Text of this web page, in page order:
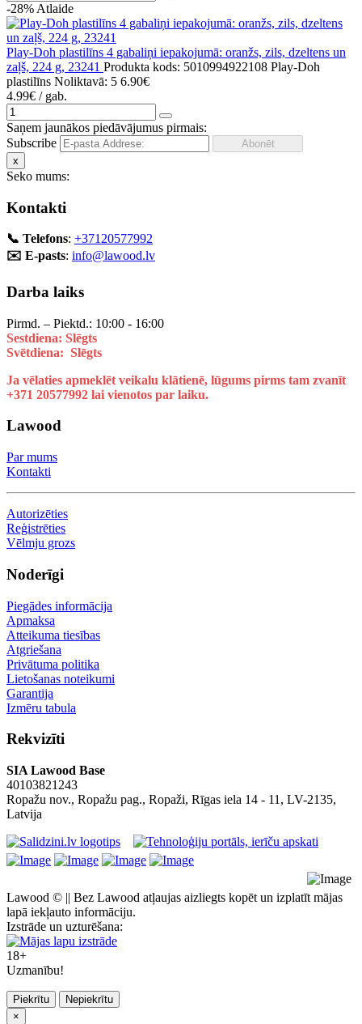
-28% Atlaide
Play-Doh plastilīns 4 gabaliņi iepakojumā: oranžs, zils, dzeltens un
zaļš, 224 g, 23241 Produkta kods: 5010994922108 Play-Doh
plastilīns Noliktavā: 5 6.90€
4.99€ / gab.
Saņem jaunākos piedāvājumus pirmais:
Subscribe
x
Seko mums:
Kontakti
📞 Telefons: +37120577992
✉️ E-pasts: info@lawood.lv
Darba laiks
Pirmd. – Piektd.: 10:00 - 16:00
Sestdiena: Slēgts
Svētdiena: Slēgts
Ja vēlaties apmeklēt veikalu klātienē, lūgums pirms tam zvanīt
+371 20577992 lai vienotos par laiku.
Lawood
Par mums
Kontakti
Autorizēties
Reģistrēties
Vēlmju grozs
Noderīgi
Piegādes informācija
Apmaksa
Atteikuma tiesības
Atgriešana
Privātuma politika
Lietošanas noteikumi
Garantija
Izmēru tabula
Rekvizīti
SIA Lawood Base
40103821243
Ropažu nov., Ropažu pag., Ropaži, Rīgas iela 14 - 11, LV-2135,
Latvija
Lawood © || Bez Lawood atļaujas aizliegts kopēt un izplatīt mājas
lapā iekļauto informāciju.
Izstrāde un uzturēšana:
18+
Uzmanību!
Piekrītu
Nepiekrītu
×